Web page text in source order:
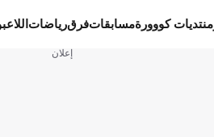
منتديات كووورةمسابقاتفرقرياضات
إعلان